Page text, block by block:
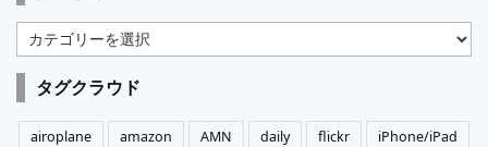
カ
テ
ゴ
リ
ー
タグクラウド
airoplane amazon AMN daily flickr
iPhone/iPad